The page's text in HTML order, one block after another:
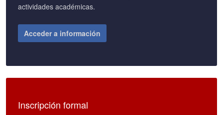
actividades académicas.
Acceder a información
Inscripción formal